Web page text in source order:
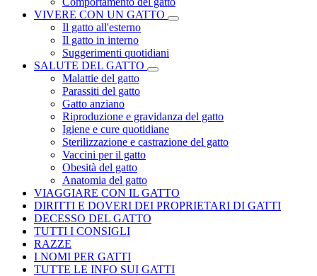
VIVERE CON UN GATTO
Il gatto all'esterno
Il gatto in interno
Suggerimenti quotidiani
SALUTE DEL GATTO
Malattie del gatto
Parassiti del gatto
Gatto anziano
Riproduzione e gravidanza del gatto
Igiene e cure quotidiane
Sterilizzazione e castrazione del gatto
Vaccini per il gatto
Obesità del gatto
Anatomia del gatto
VIAGGIARE CON IL GATTO
DIRITTI E DOVERI DEI PROPRIETARI DI GATTI
DECESSO DEL GATTO
TUTTI I CONSIGLI
RAZZE
I NOMI PER GATTI
TUTTE LE INFO SUI GATTI